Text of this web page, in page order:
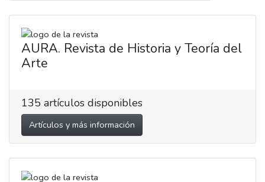
AURA. Revista de Historia y Teoría del
Arte
135 artículos disponibles
Artículos y más información